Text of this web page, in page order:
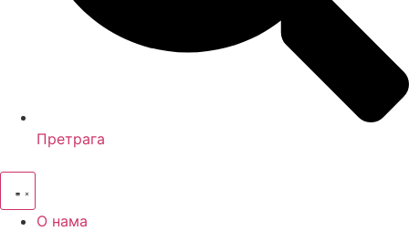
Претрага
О нама